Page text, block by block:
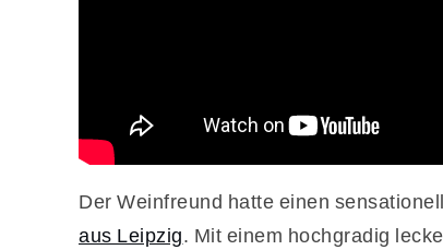
Der Weinfreund hatte einen
aus Leipzig. Mit einem hochgradig